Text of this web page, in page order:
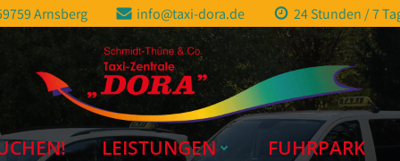
Arnsberg info@taxi-dora.de 24 Stunden / 7
LEISTUNGEN FUHRPARK